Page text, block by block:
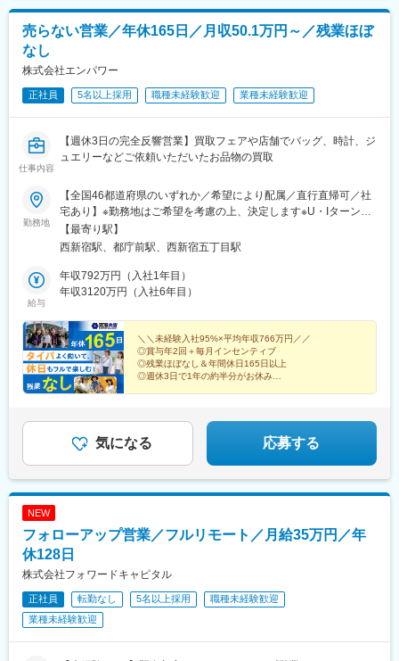
・静岡県（静岡市）
・愛知県（知多郡）
・福岡県（福岡市、宗像市）
※全国のグループ病院（希望考慮）
※全国のグループ病院への出張あり。
※原則は配属先から通勤30分圏内に住んでいただきます。
■当社について：
ヘルスケア業界全体の発展に貢献するために、次世代型の病院・
ナジーを活かして経営力の向上を図ります。
変更の範囲：会社の定める業務
売らない営業／年休165日／月収50.1万円～／残業ほぼ
なし
株式会社エンパワー
正社員 5名以上採用 職種未経験歓迎 業種未経験歓迎
仕事内容
【週休3日の完全反響営業】買取フェアや店舗でバッグ、時計、ジ
ュエリーなどご依頼いただいたお品物の買取
勤務地
【全国46都道府県のいずれか／希望により配属／直行直帰可／社
宅あり】※勤務地はご希望を考慮の上、決定します※U・Iターン歓
迎（社宅あり） ※マイカー通勤OK（地域により規定あり。詳細
はお問合せください）◆北海道・東北北海道・青森・岩手・秋
栃木・群馬◆中部山梨・新潟・富山・石川・福井・長野・岐阜・
静岡・愛知・三重◆近畿滋賀・京都・大阪・兵庫・和歌山・奈良
知・徳島◆九州福岡・佐賀・長崎・熊本・大分・宮崎・鹿児島※適
性に応じて直営店舗で経験を積んでいただく場合もあり《出張も
旅行気分で♪》出張先では、チームで現地のグルメを味わったり、
観光地を巡ったり。旅気分でリフレッシュしながら働いていま
す！
【最寄り駅】
西新宿駅、都庁前駅、西新宿五丁目駅
給与
年収792万円（入社1年目）
年収3120万円（入社6年目）
＼＼未経験入社95%×平均年収766万円／／
◎賞与年2回＋毎月インセンティブ
◎残業ほぼなし＆年間休日165日以上
◎週休3日で1年の約半分がお休み
気になる 応募する
NEW
フォローアップ営業／フルリモート／月給35万円／年
休128日
株式会社フォワードキャピタル
正社員 転勤なし 5名以上採用
職種未経験歓迎
業種未経験歓迎